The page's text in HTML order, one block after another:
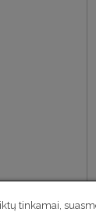
tinkamai,